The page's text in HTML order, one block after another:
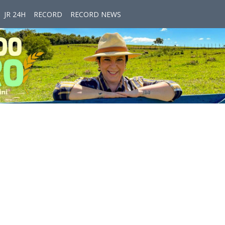
JR 24H RECORD RECORD NEWS